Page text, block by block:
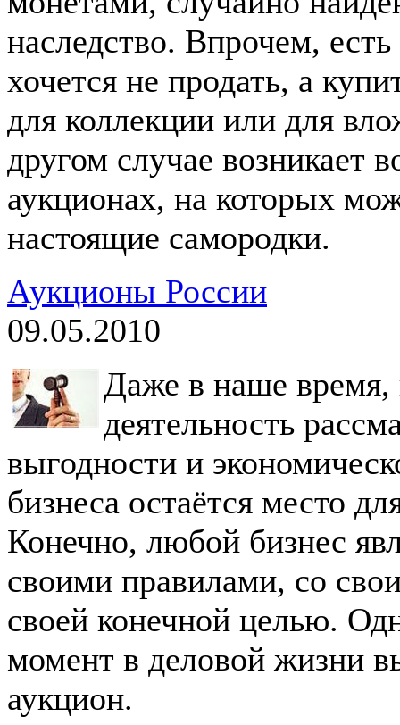
наследство. Впрочем,
хочется не продать, а
для коллекции или для
другом случае возникает
аукционах, на которых
настоящие самородки.
Аукционы России
09.05.2010
Даже в наше время,
деятельность
выгодности и
бизнеса остаётся место
Конечно, любой бизнес
своими правилами, со
своей конечной целью.
момент в деловой жизни
аукцион.